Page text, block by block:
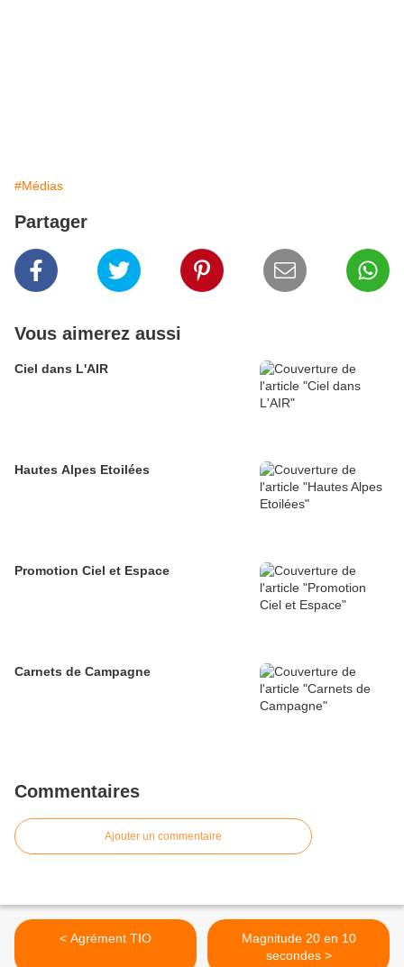
#Médias
Partager
Vous aimerez aussi
Ciel dans L'AIR
Hautes Alpes Etoilées
Promotion Ciel et Espace
Carnets de Campagne
Commentaires
Ajouter un commentaire
< Agrément TIO
Magnitude 20 en 10
secondes >